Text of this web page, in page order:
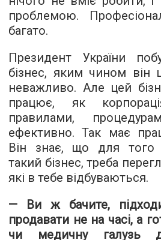
проблемою.
багато.
Президент України
бізнес, яким чином він
неважливо. Але цей
працює, як
правилами,
ефективно. Так має
Він знає, що для того
такий бізнес, треба
які в тебе відбуваються.
— Ви ж бачите,
продавати не на часі, а
чи медичну галузь